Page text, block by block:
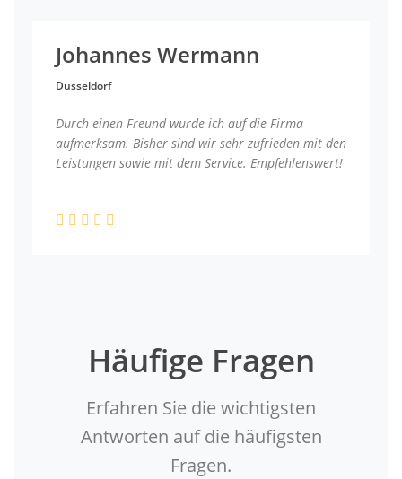
Johannes Wermann
Düsseldorf
Durch einen Freund wurde ich auf die Firma
aufmerksam. Bisher sind wir sehr zufrieden mit den
Leistungen sowie mit dem Service. Empfehlenswert!
Häufige Fragen
Erfahren Sie die wichtigsten
Antworten auf die häufigsten
Fragen.